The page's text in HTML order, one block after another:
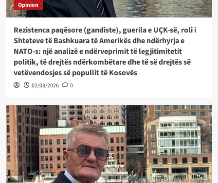
Opinion
Rezistenca paqësore (gandiste), guerila e UÇK-së, roli i
Shteteve të Bashkuara të Amerikës dhe ndërhyrja e
NATO-s: një analizë e ndërveprimit të legjitimitetit
politik, të drejtës ndërkombëtare dhe të së drejtës së
vetëvendosjes së popullit të Kosovës
02/08/2026 0